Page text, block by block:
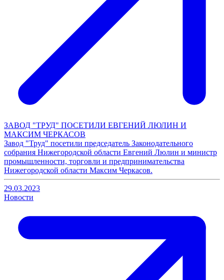
ЗАВОД "ТРУД" ПОСЕТИЛИ ЕВГЕНИЙ ЛЮЛИН И
МАКСИМ ЧЕРКАСОВ
Завод "Труд" посетили председатель Законодательного
собрания Нижегородской области Евгений Люлин и министр
промышленности, торговли и предпринимательства
Нижегородской области Максим Черкасов.
29.03.2023
Новости